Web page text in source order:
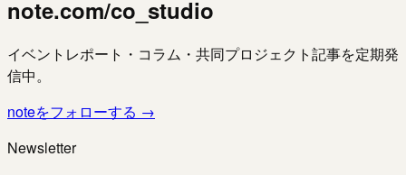
note.com/co_studio
イベントレポート・コラム・共同プロジェクト記事を定期発
信中。
noteをフォローする →
Newsletter